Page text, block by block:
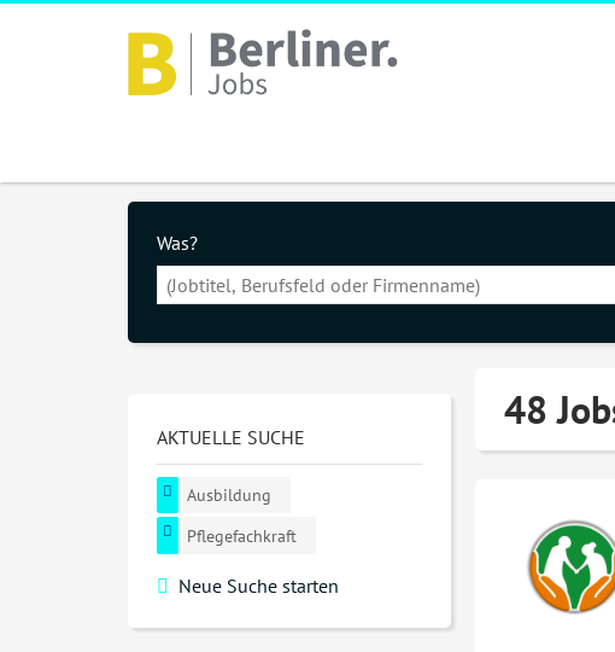
Was?
48
AKTUELLE SUCHE
Ausbildung
Pflegefachkraft
Neue Suche starten